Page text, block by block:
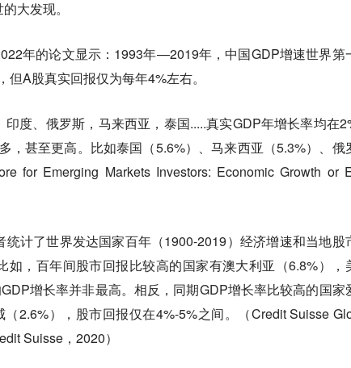
大发现。
年的论文显示：1993年—2019年，中国GDP增速世界第
A股真实回报仅为每年4%左右。
度、俄罗斯，马来西亚，泰国.....真实GDP年增长率均在
，甚至更高。比如泰国（5.6%）、马来西亚（5.3%）、俄
for Emerging Markets Investors: Economic Growth or
统计了世界发达国家百年（1900-2019）经济增速和当地股
如，百年间股市回报比较高的国家有澳大利亚（6.8%），
增长率并非最高。相反，同期GDP增长率比较高的国家
2.6%），股市回报仅在4%-5%之间。（Credit Suisse
Suisse，2020）